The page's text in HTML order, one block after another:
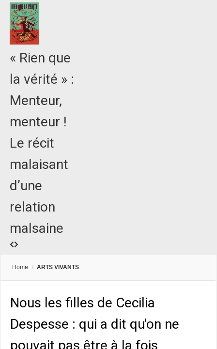
« Rien que
la vérité » :
Menteur,
menteur !
Le récit
malaisant
d’une
relation
malsaine
Home / ARTS VIVANTS
Nous les filles de Cecilia
Despesse : qui a dit qu'on ne
pouvait pas être à la fois